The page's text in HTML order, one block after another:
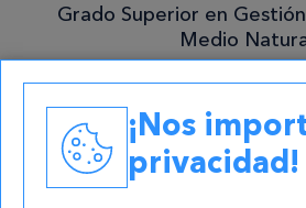
Grado Superior en
Medio
Contacto
¡Nos
privacidad!